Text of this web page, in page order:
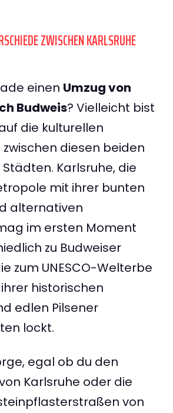
ZWISCHEN KARLSRUHE
einen Umzug von
Budweis? Vielleicht bist
die kulturellen
diesen beiden
Karlsruhe, die
mit ihrer bunten
alternativen
im ersten Moment
zu Budweiser
zum UNESCO-Welterbe
historischen
edlen Pilsener
lockt.
egal ob du den
Karlsruhe oder die
von